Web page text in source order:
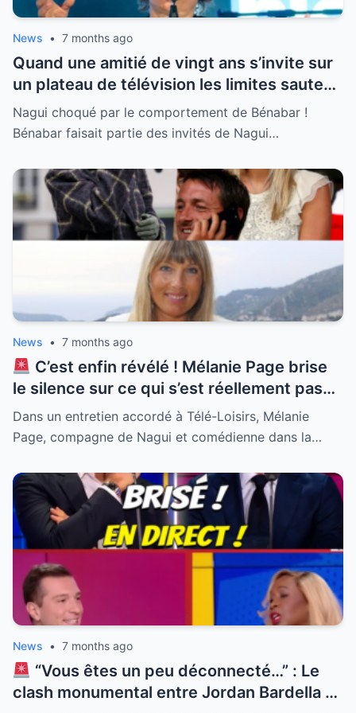
fois les caméras éteintes. La vérité sur ce
trio surprenant est enfin dévoilée.
News • 7 months ago
Quand une amitié de vingt ans s’invite sur
un plateau de télévision les limites sautent
parfois sans prévenir. Nagui a été
littéralement scotché par l’attitude
dernière rencontre télévisuelle. Entre
révélations gênantes et comportement
dissipé le chanteur n’a épargné personne
et surtout pas l’animateur qui a eu bien du
mal à reprendre le fil de son émission. Une
séquence culte qui prouve que l’amitié
entre stars peut être explosive et pleine
de surprises inattendues.
Nagui choqué par le comportement de Bénabar !
Bénabar faisait partie des invités de Nagui…
News • 7 months ago
C’est enfin révélé ! Mélanie Page brise
le silence sur ce qui s’est réellement passé
en coulisses avec Natasha St-Pier. Alors
que tout le monde s’interrogeait sur
culte, la compagne de Nagui a lâché une
phrase qui en dit long sur leur relation loin
des caméras. Personne ne s’attendait à
une telle confession sur leur dynamique.
Découvrez la vérité sur cette rencontre
inattendue qui fait trembler la sphère
médiatique et change tout ce que vous
pensiez savoir.
Dans un entretien accordé à Télé-Loisirs, Mélanie
Page, compagne de Nagui et comédienne dans la…
News • 7 months ago
“Vous êtes un peu déconnecté…” : Le
clash monumental entre Jordan Bardella et